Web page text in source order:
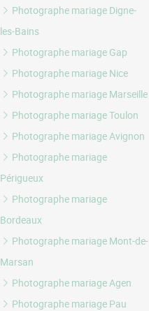
Photographe mariage Digne-
les-Bains
Photographe mariage Gap
Photographe mariage Nice
Photographe mariage Marseille
Photographe mariage Toulon
Photographe mariage Avignon
Photographe mariage
Périgueux
Photographe mariage
Bordeaux
Photographe mariage Mont-de-
Marsan
Photographe mariage Agen
Photographe mariage Pau